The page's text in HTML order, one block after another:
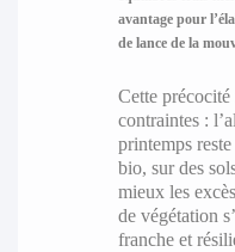
avantage pour
de lance de la
Cette précocité
contraintes :
printemps
bio, sur des
mieux les
de végétation
franche et